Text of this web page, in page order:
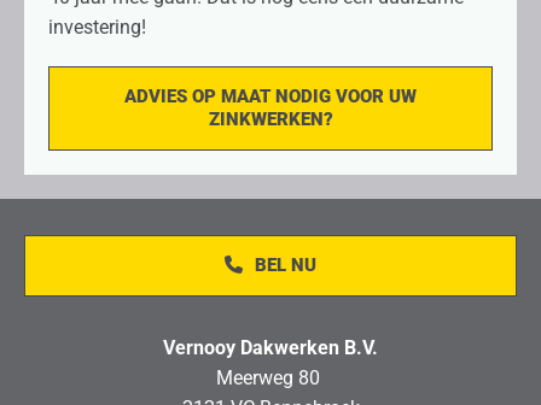
investering!
ADVIES OP MAAT NODIG VOOR UW
ZINKWERKEN?
BEL NU
Vernooy Dakwerken B.V.
Meerweg 80